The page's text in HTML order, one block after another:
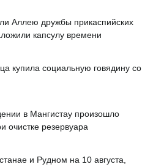
Аллею дружбы прикаспийских
капсулу времени
купила социальную говядину со
в Мангистау произошло
очистке резервуара
и Рудном на 10 августа,